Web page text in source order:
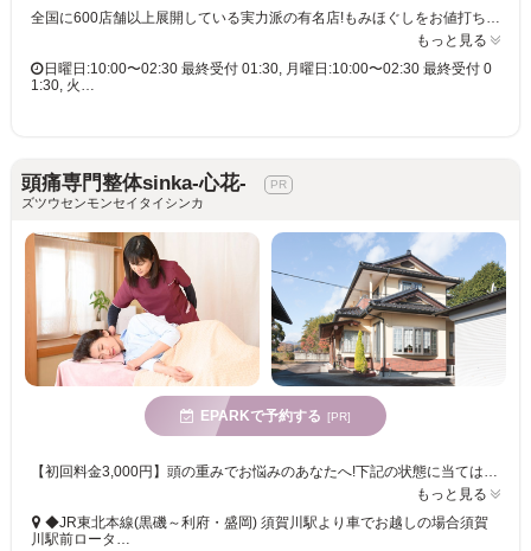
全国に600店舗以上展開している実力派の有名店!もみほぐしをお値打ち価格で☆60分3,980円(りらくるアプリ会員価格3,600円)
もっと見る
日曜日:10:00〜02:30 最終受付 01:30, 月曜日:10:00〜02:30 最終受付 0
1:30, 火…
頭痛専門整体sinka-心花-
ズツウセンモンセイタイシンカ
EPARKで予約する [PR]
もっと見る
◆JR東北本線(黒磯～利府・盛岡) 須賀川駅より車でお越しの場合須賀
川駅前ロータ…